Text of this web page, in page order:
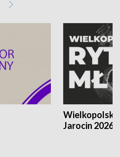
Jarocin 2026